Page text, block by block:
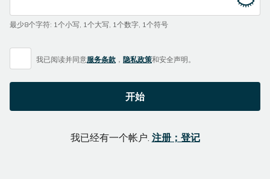
最少8个字符: 1个小写, 1个大写, 1个数字, 1个符号
我已阅读并同意服务条款 ， 隐私政策和安全声明。
开始
我已经有一个帐户. 注册；登记